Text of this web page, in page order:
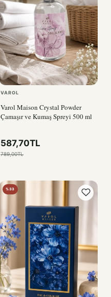
VAROL
Varol Maison Crystal Powder
Çamaşır ve Kumaş Spreyi 500 ml
587,70TL
789,00TL
%33